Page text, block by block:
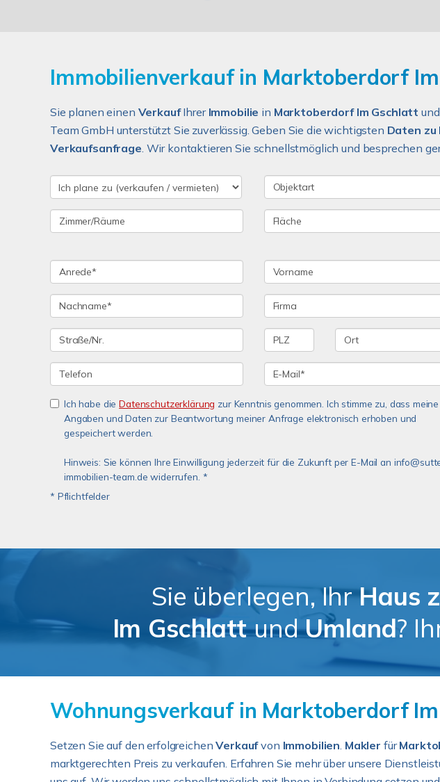
Immobilienverkauf in Marktoberdorf
Sie planen einen VerkaufIhrer Immobilie in Marktoberdorf Im Gschlatt und
Team GmbH unterstützt Sie zuverlässig. Geben Sie die wichtigsten Daten zu
Verkaufsanfrage. Wir kontaktieren Sie schnellstmöglich und besprechen
Ich habe dieDatenschutzerklärung zur Kenntnis genommen. Ich stimme zu, dass meine
Angaben und Daten zur Beantwortung meiner Anfrage elektronisch erhoben und
gespeichert werden.
Hinweis: Sie können Ihre Einwilligung jederzeit für die Zukunft per E-Mail an
immobilien-team.de widerrufen. *
* Pflichtfelder
Sie überlegen, IhrHaus
Im GschlattundUmland?
Wohnungsverkauf in Marktoberdorf
Setzen Sie auf den erfolgreichenVerkaufvon Immobilien. Makler für
marktgerechten Preis zu verkaufen. Erfahren Sie mehr über unsere